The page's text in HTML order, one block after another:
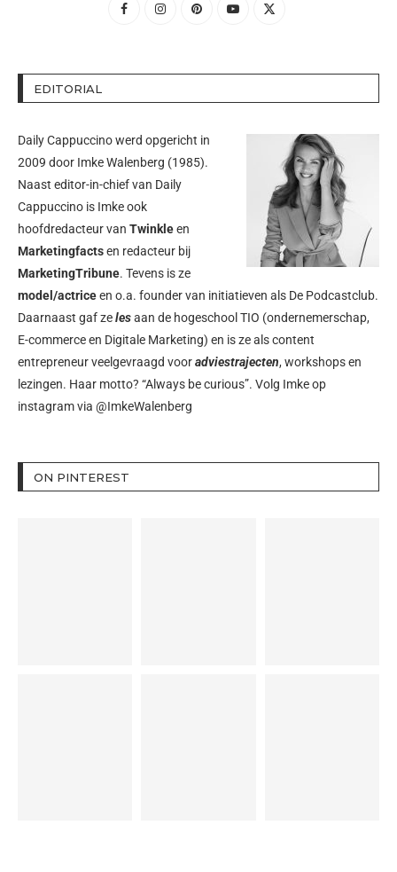
EDITORIAL
Daily Cappuccino werd opgericht in
2009 door Imke Walenberg (1985).
Naast editor-in-chief van Daily
Cappuccino is Imke ook
hoofdredacteur van Twinkleen
Marketingfactsen redacteur bij
MarketingTribune. Tevens is ze
model/actriceen o.a. founder van initiatieven als De Podcastclub.
Daarnaast gaf zelesaan de hogeschool TIO (ondernemerschap,
E-commerce en Digitale Marketing) en is ze als content
entrepreneur veelgevraagd vooradviestrajecten, workshops en
lezingen. Haar motto? “Always be curious”. Volg Imke op
instagram via @ImkeWalenberg
ON PINTEREST